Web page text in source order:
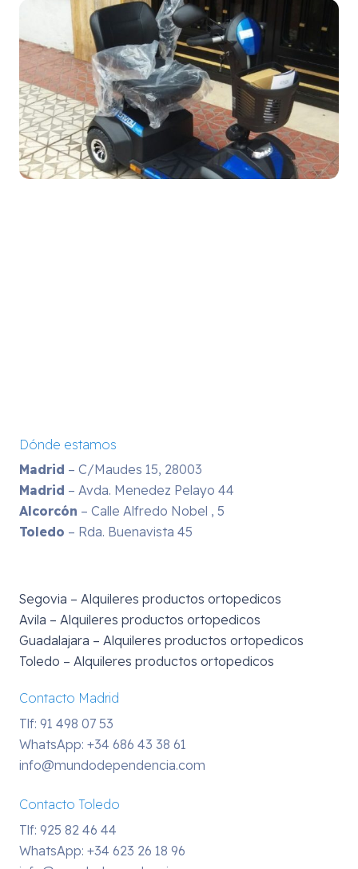
Dónde estamos
Madrid – C/Maudes 15, 28003
Madrid – Avda. Menedez Pelayo 44
Alcorcón – Calle Alfredo Nobel , 5
Toledo – Rda. Buenavista 45
Segovia – Alquileres productos ortopedicos
Avila – Alquileres productos ortopedicos
Guadalajara – Alquileres productos ortopedicos
Toledo – Alquileres productos ortopedicos
Contacto Madrid
Tlf: 91 498 07 53
WhatsApp: +34 686 43 38 61
info@mundodependencia.com
Contacto Toledo
Tlf: 925 82 46 44
WhatsApp: +34 623 26 18 96